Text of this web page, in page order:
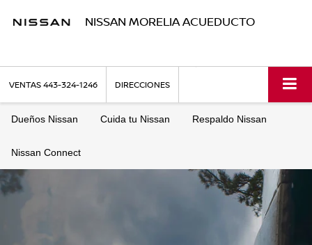
NISSAN MORELIA ACUEDUCTO
VENTAS443-324-1246 DIRECCIONES
Dueños Nissan Cuida tu Nissan Respaldo Nissan
Nissan Connect